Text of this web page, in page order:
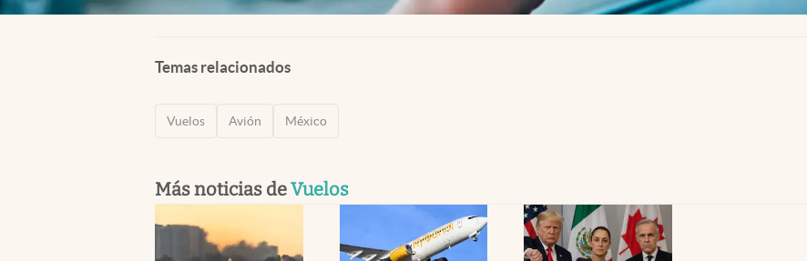
Temas relacionados
Vuelos Avión México
Más noticias deVuelos